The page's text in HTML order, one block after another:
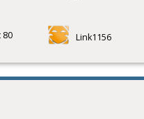
80 Link1156